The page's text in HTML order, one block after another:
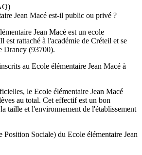
Jean Macé est-il public ou privé ?
Jean Macé est un ecole
est rattaché à l'académie de Créteil et se
Drancy (93700).
au Ecole élémentaire Jean Macé à
le Ecole élémentaire Jean Macé
au total. Cet effectif est un bon
taille et l'environnement de l'établissement
Position Sociale) du Ecole élémentaire Jean